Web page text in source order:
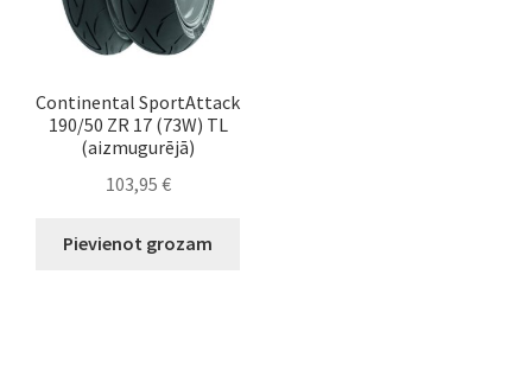
Continental SportAttack
190/50 ZR 17 (73W) TL
(aizmugurējā)
103,95 €
Pievienot grozam